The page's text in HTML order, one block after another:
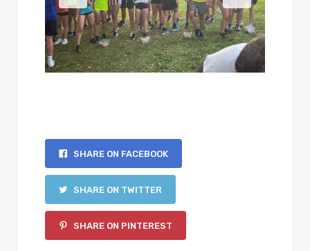
SHARE ON FACEBOOK
SHARE ON TWITTER
SHARE ON PINTEREST